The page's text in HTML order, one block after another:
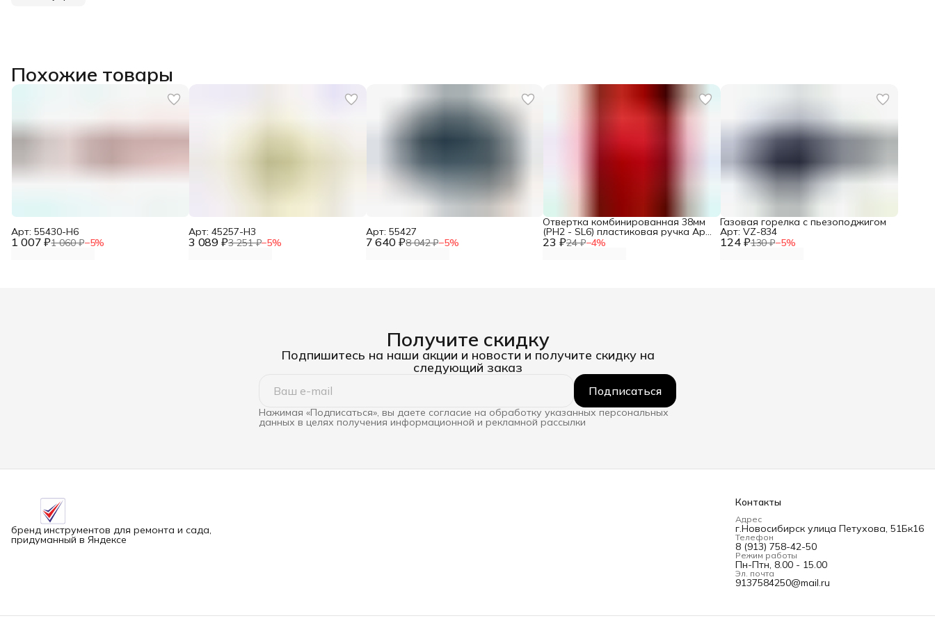
Похожие товары
1 007 ₽1 060 ₽−5%
Арт: 55430-H6
3 089 ₽3 251 ₽−5%
Арт: 45257-H3
7 640 ₽8 042 ₽−5%
Арт: 55427
23 ₽24 ₽−4%
Отвертка комбинированная 38мм
(PH2 - SL6) пластиковая ручка Арт:
VZ-676 124 ₽130 ₽−5%
Газовая горелка с пьезоподжигом
Арт: VZ-834
Получите скидку
Подпишитесь на наши акции и новости и получите скидку на
следующий заказ
Подписаться
Нажимая «Подписаться», вы даете согласие на обработку указанных персональных
данных в целях получения информационной и рекламной рассылки
бренд инструментов для ремонта и сада,
придуманный в Яндексе
Контакты
Адрес
г.Новосибирск улица Петухова, 51Бк16
Телефон
8 (913) 758-42-50
Режим работы
Пн-Птн, 8.00 - 15.00
Эл. почта
9137584250@mail.ru